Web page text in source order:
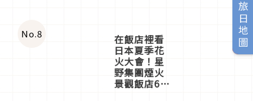
旅日地圖
店3分即達
No.8 在飯店裡看
日本夏季花
火大會！星
野集團煙火
景觀飯店6